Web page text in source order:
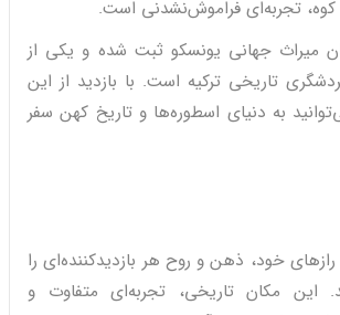
کوه، تجربه‌ای فراموش‌نشدنی است.
میراث جهانی یونسکو ثبت شده و یکی از
تاریخی ترکیه است. با بازدید از این
به دنیای اسطوره‌ها و تاریخ کهن سفر
رازهای خود، ذهن و روح هر بازدیدکننده‌ای را
مکان تاریخی، تجربه‌ای متفاوت و